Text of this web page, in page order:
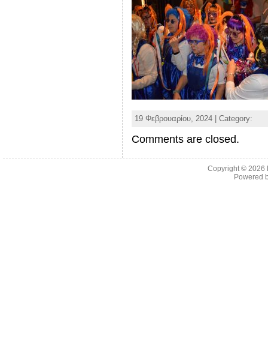
19 Φεβρουαρίου, 2024 | Category:
Comments are closed.
Copyright © 2026
Powered